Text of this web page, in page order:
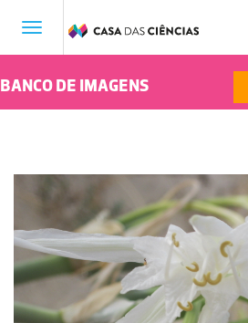
Toggle
BANCO DE IMAGENS